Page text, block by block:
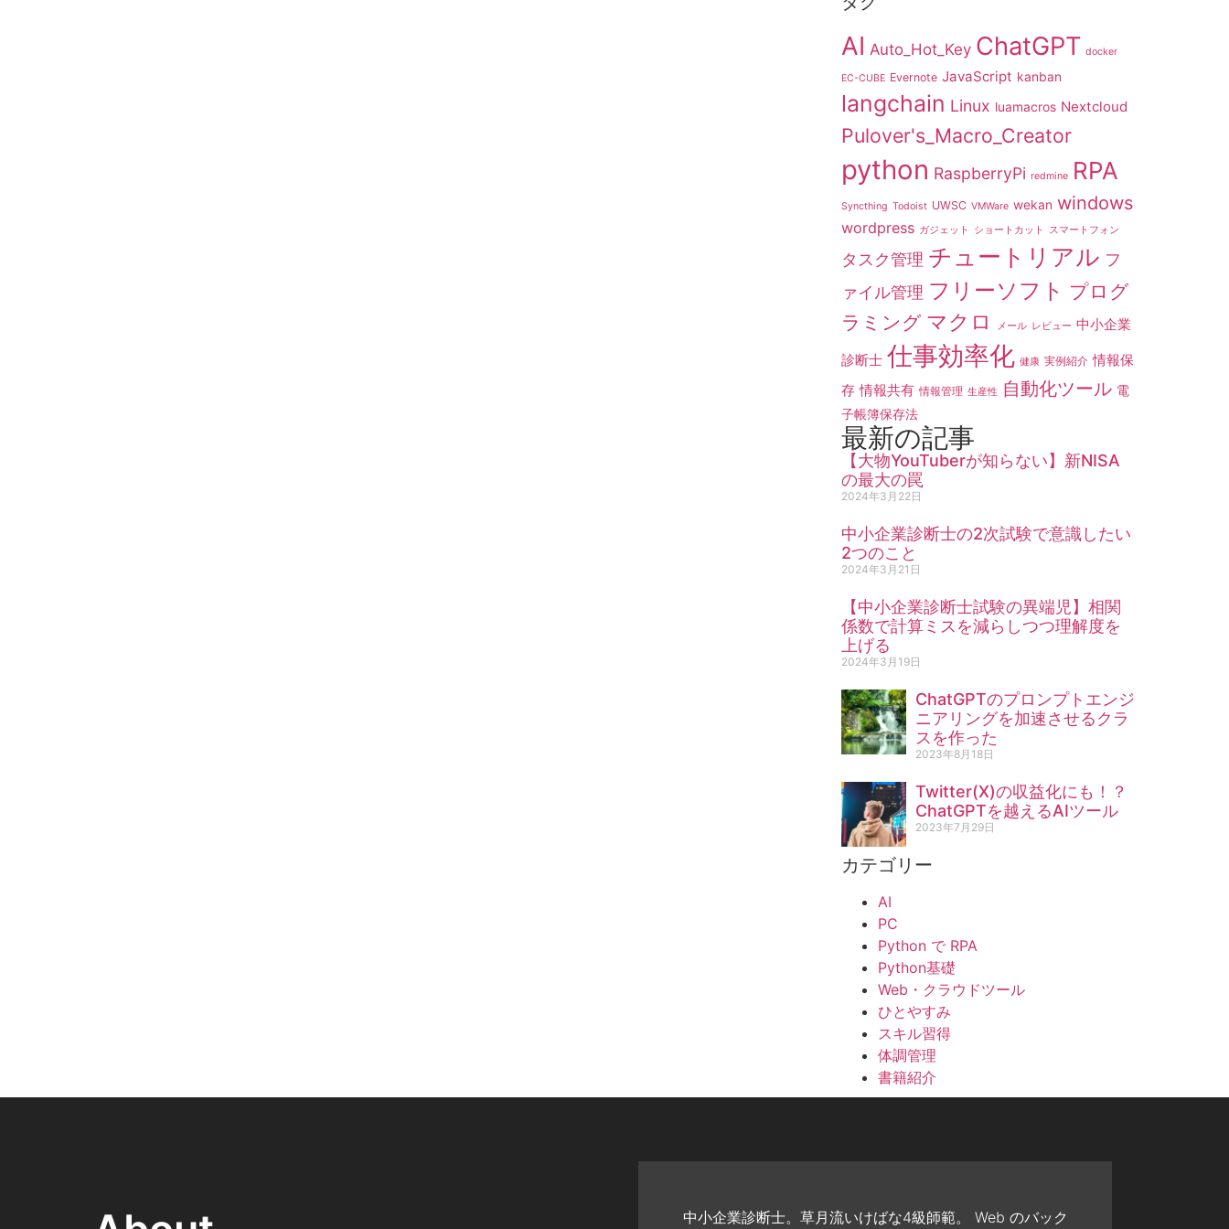
AI Auto_Hot_Key ChatGPT docker
EC-CUBE Evernote JavaScript kanban
langchain Linux luamacros Nextcloud
Pulover's_Macro_Creator
python RaspberryPi redmine RPA
Syncthing Todoist UWSC VMWare wekan windows
wordpress ガジェット ショートカット スマートフォン
タスク管理 チュートリアル フ
ァイル管理 フリーソフト プログ
ラミング マクロ メール レビュー 中小企業
診断士 仕事効率化 健康 実例紹介 情報保
存 情報共有 情報管理 生産性 自動化ツール 電
子帳簿保存法
最新の記事
【大物YouTuberが知らない】新NISA
の最大の罠
2024年3月22日
中小企業診断士の2次試験で意識したい
2つのこと
2024年3月21日
【中小企業診断士試験の異端児】相関
係数で計算ミスを減らしつつ理解度を
上げる
2024年3月19日
ChatGPTのプロンプトエンジ
ニアリングを加速させるクラ
スを作った
2023年8月18日
Twitter(X)の収益化にも！？
ChatGPTを越えるAIツール
2023年7月29日
カテゴリー
AI
PC
Python で RPA
Python基礎
Web・クラウドツール
ひとやすみ
スキル習得
体調管理
書籍紹介
中小企業診断士。草月流いけばな4級師範。 Web のバック